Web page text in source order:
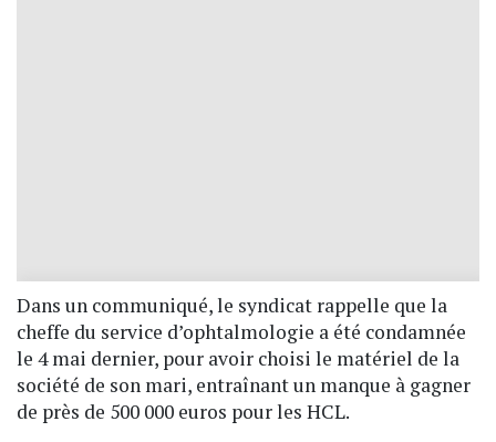
Dans un communiqué, le syndicat rappelle que la
cheffe du service d’ophtalmologie a été condamnée
le 4 mai dernier, pour avoir choisi le matériel de la
société de son mari, entraînant un manque à gagner
de près de 500 000 euros pour les HCL.